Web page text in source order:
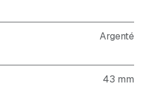
Argenté
43 mm